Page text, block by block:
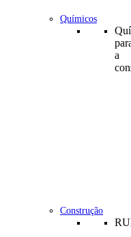
Químicos
a
Construção